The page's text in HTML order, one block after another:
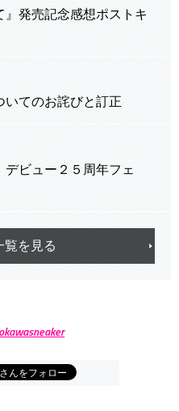
』発売記念感想ポストキ
いてのお詫びと訂正
デビュー２５周年フェ
覧を見る